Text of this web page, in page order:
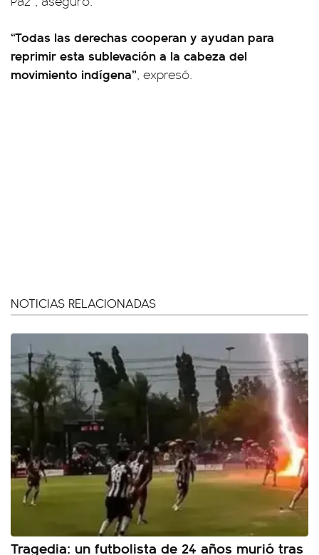
“Todas las derechas cooperan y ayudan para
reprimir esta sublevación a la cabeza del
movimiento indígena”, expresó.
NOTICIAS RELACIONADAS
Tragedia: un futbolista de 24 años murió tras